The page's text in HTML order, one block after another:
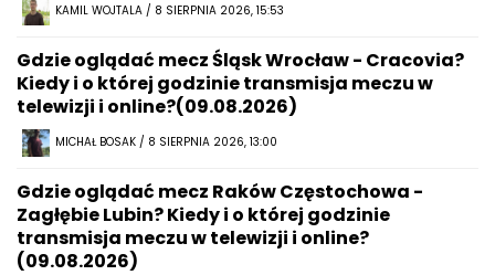
KAMIL WOJTALA / 8 SIERPNIA 2026, 15:53
Gdzie oglądać mecz Śląsk Wrocław - Cracovia?
Kiedy i o której godzinie transmisja meczu w
telewizji i online?(09.08.2026)
MICHAŁ BOSAK / 8 SIERPNIA 2026, 13:00
Gdzie oglądać mecz Raków Częstochowa -
Zagłębie Lubin? Kiedy i o której godzinie
transmisja meczu w telewizji i online?
(09.08.2026)